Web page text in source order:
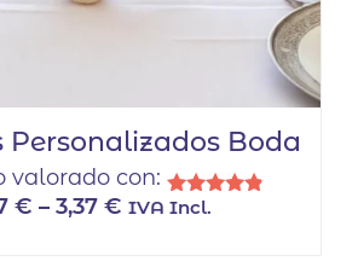
Personalizados Boda
valorado con:
Valorado
€ – 3,37 € IVA Incl.